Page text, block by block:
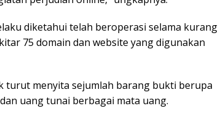
diketahui telah beroperasi selama kurang
75 domain dan website yang digunakan
turut menyita sejumlah barang bukti berupa
uang tunai berbagai mata uang.